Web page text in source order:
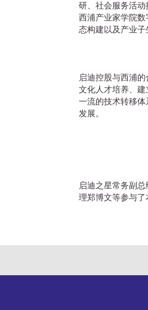
研、社会服务活
西浦产业家学院
态构建以及产业子
启迪控股与西浦
文化人才培养、
一流的技术转移体
发展。
启迪之星常务副
理郑博文等参与了